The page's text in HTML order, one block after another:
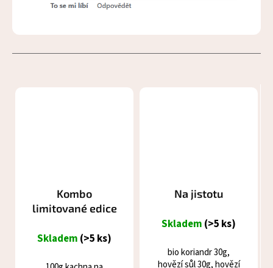
Kombo
limitované edice
Skladem (>5 ks)
Na jistotu
Skladem (>5 ks)
bio koriandr 30g,
hovězí sůl 30g, hovězí